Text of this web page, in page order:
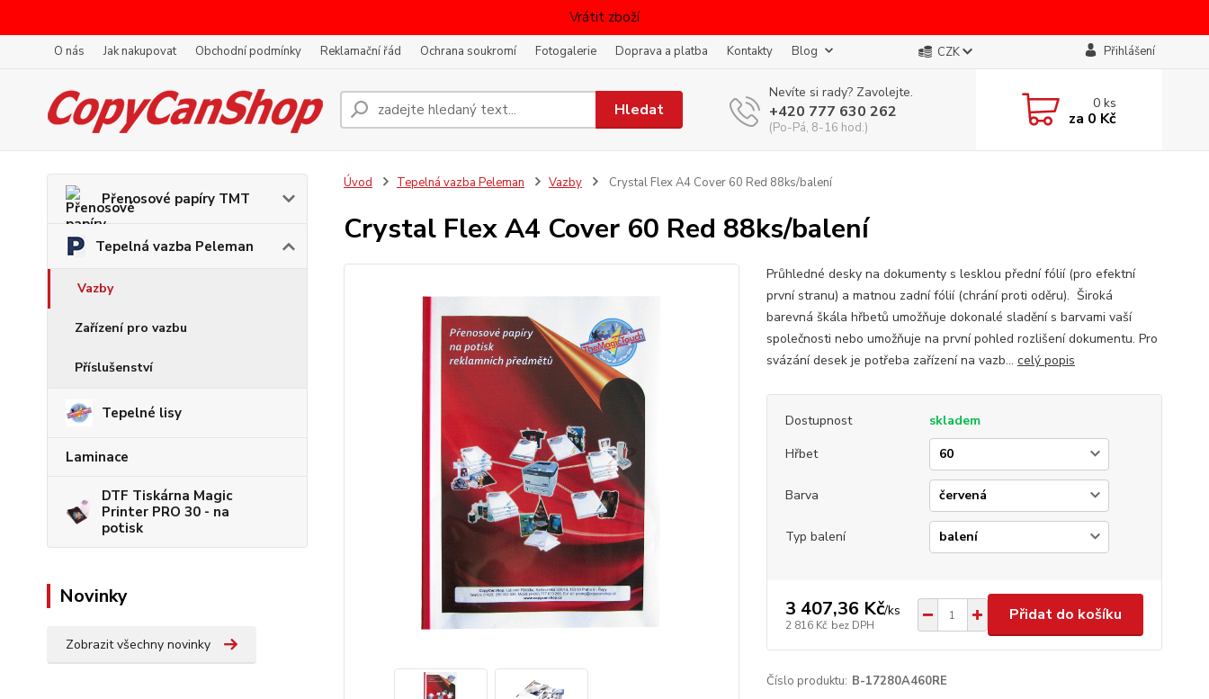
Vrátit zboží
O nás Jak nakupovat Obchodní podmínky Reklamační řád Ochrana soukromí Fotogalerie Doprava a platba Kontakty Blog CZK Přihlášení
Hledat
Nevíte si rady? Zavolejte.
+420 777 630 262
(Po-Pá, 8-16 hod.)
0ks
za 0 Kč
Přenosové papíry TMT
Tepelná vazba Peleman
Vazby
Zařízení pro vazbu
Příslušenství
Tepelné lisy
Laminace
DTF Tiskárna Magic
Printer PRO 30 - na
potisk
Novinky
Zobrazit všechny novinky
Úvod Tepelná vazba Peleman Vazby Crystal Flex A4 Cover 60 Red 88ks/balení
Crystal Flex A4 Cover 60 Red 88ks/balení
Průhledné desky na dokumenty s lesklou přední fólií (pro efektní
první stranu) a matnou zadní fólií (chrání proti oděru). Široká
barevná škála hřbetů umožňuje dokonalé sladění s barvami vaší
společnosti nebo umožňuje na první pohled rozlišení dokumentu. Pro
svázání desek je potřeba zařízení na vazb... celý popis
Dostupnost
skladem
Hřbet
Barva
Typ balení
3 407,36 Kč/ks
2 816 Kč bez DPH
Přidat do košíku
Číslo produktu: B-17280A460RE